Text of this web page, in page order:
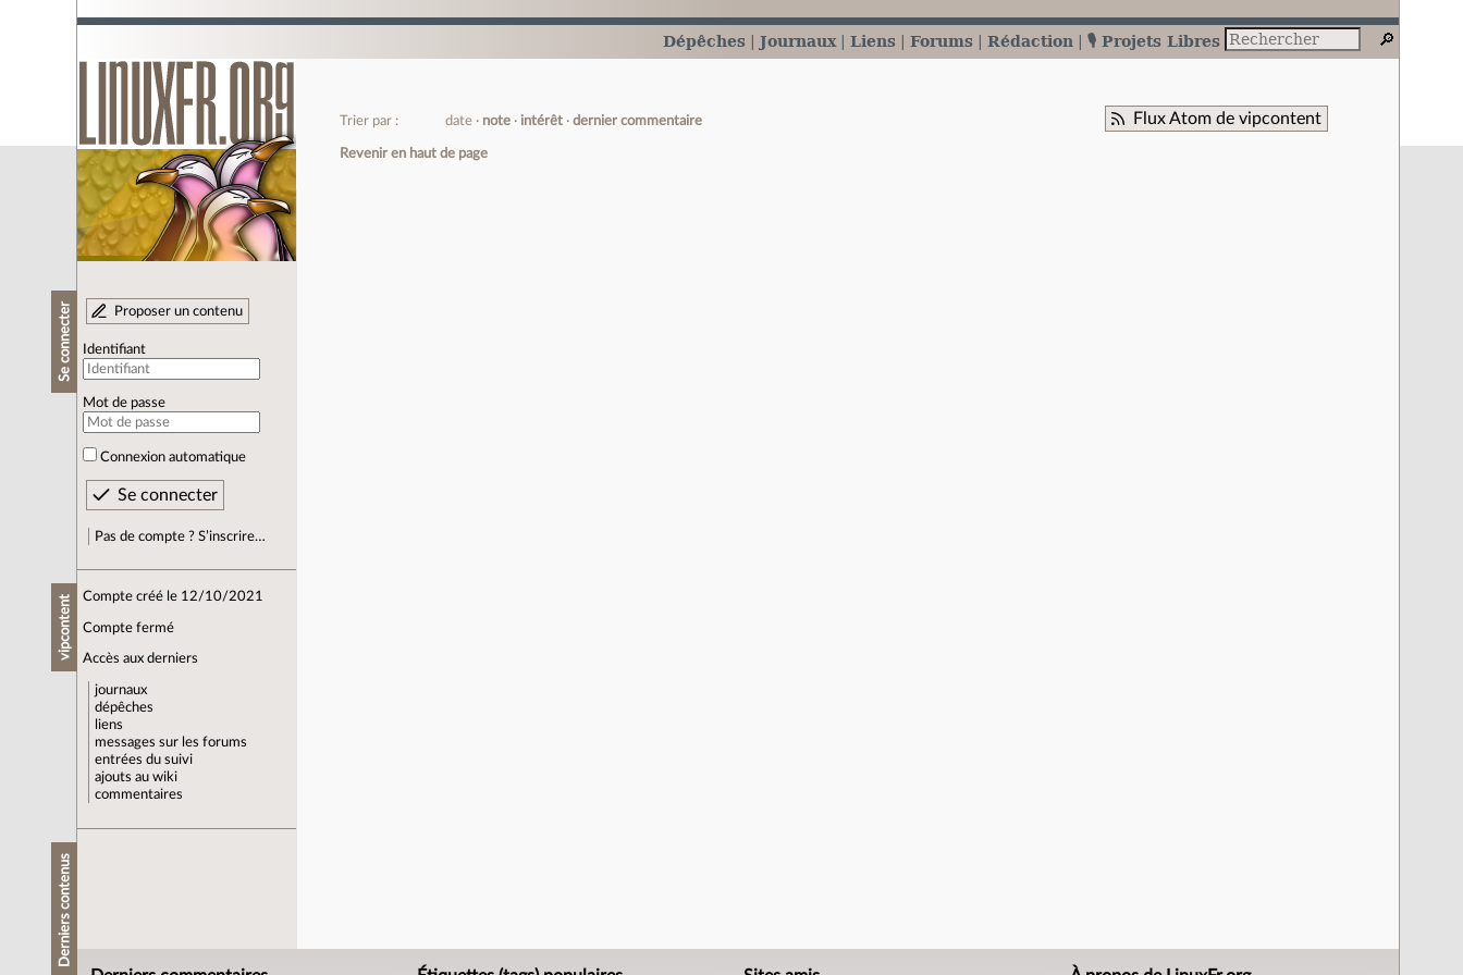
Dépêches Journaux Liens Forums Rédaction 🎙️ Projets Libres
Se connecter Proposer un contenu
Identifiant
Mot de passe
Connexion automatique
Pas de compte ? S’inscrire…
vipcontent Compte créé le 12/10/2021
Compte fermé
Accès aux derniers
journaux
dépêches
liens
messages sur les forums
entrées du suivi
ajouts au wiki
commentaires
Derniers contenus
Flux Atom de vipcontent
Trier par : date note intérêt dernier commentaire
Revenir en haut de page